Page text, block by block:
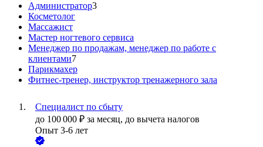
Администратор3
Косметолог
Массажист
Мастер ногтевого сервиса
Менеджер по продажам, менеджер по работе с
клиентами7
Парикмахер
Фитнес-тренер, инструктор тренажерного зала
Специалист по сбыту
до 100 000 ₽ за месяц, до вычета налогов
Опыт 3-6 лет